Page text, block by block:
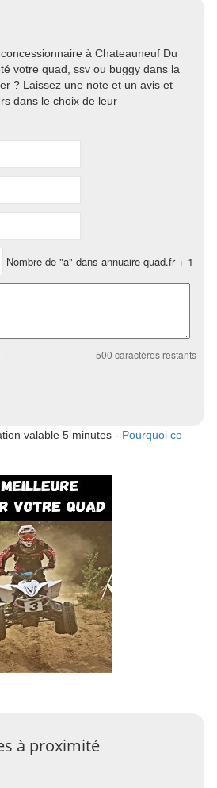
à Chateauneuf Du
votre quad, ssv ou buggy dans la
? Laissez une note et un avis et
dans le choix de leur
Nombre de "a" dans annuaire-quad.fr + 1
500 caractères restants
valable 5 minutes - Pourquoi ce
à proximité